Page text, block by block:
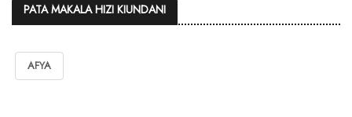
PATA MAKALA HIZI KIUNDANI
AFYA